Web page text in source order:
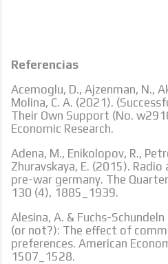
Referencias
Acemoglu, D., Ajzenman, N.,
Molina, C. A. (2021).
Their Own Support (No.
Economic Research.
Adena, M., Enikolopov, R.,
Zhuravskaya, E. (2015).
pre-war germany. The
130 (4), 1885_1939.
Alesina, A. & Fuchs-
(or not?): The effect of
preferences. American
1507_1528.